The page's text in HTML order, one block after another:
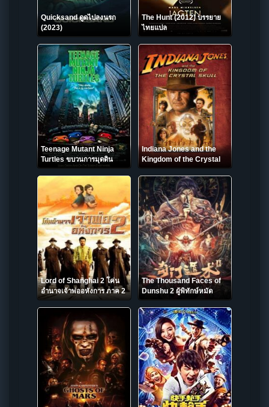
Quicksand ดูดไปลงนรก
(2023)
The Hunt (2012) บรรยาย
ไทยแปล
Teenage Mutant Ninja
Turtles ขบวนการมุดดิน
นินจาเต่า (1990)
Indiana Jones and the
Kingdom of the Crystal
Skull 4 ขุมทรัพย์สุดขอบฟ้า
ภาค 4 ตอน อาณาจักร
กะโหลกแก้ว (2008)
Lord of Shanghai 2 โค่น
อำนาจเจ้าพ่ออหังการ ภาค 2
(2020)
The Thousand Faces of
Dunshu 2 ผู้พิทักษ์หมัด
เทวดา 2 (2022)